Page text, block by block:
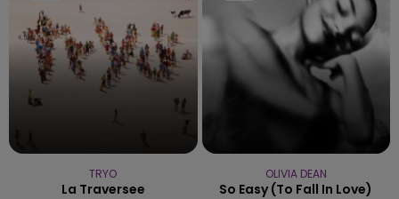
TRYO
La Traversee
OLIVIA DEAN
So Easy (to Fall In Love)